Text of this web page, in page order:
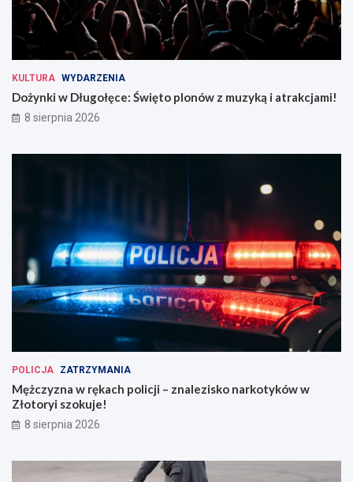
KULTURA WYDARZENIA
Dożynki w Długołęce: Święto plonów z muzyką i atrakcjami!
8 sierpnia 2026
POLICJA ZATRZYMANIA
Mężczyzna w rękach policji – znalezisko narkotyków w
Złotoryi szokuje!
8 sierpnia 2026